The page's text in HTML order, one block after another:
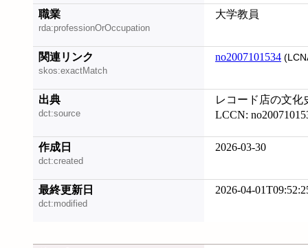
職業
rda:professionOrOccupation
大学教員
関連リンク
skos:exactMatch
no2007101534
出典
dct:source
レコード店の文化
LCCN:
作成日
dct:created
2026-03-30
最終更新日
dct:modified
2026-04-